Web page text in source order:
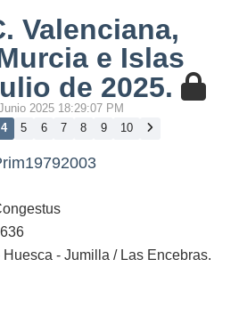
Valenciana,
e Islas
de 2025.
2025 18:29:07 PM
4 5 6 7 8 9 10
- Jumilla / Las Encebras.